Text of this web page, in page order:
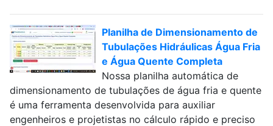
Planilha de Dimensionamento de
Tubulações Hidráulicas Água Fria
e Água Quente Completa
Nossa planilha automática de
dimensionamento de tubulações de água fria e quente
é uma ferramenta desenvolvida para auxiliar
engenheiros e projetistas no cálculo rápido e preciso